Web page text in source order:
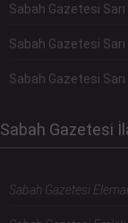
Sabah Gazetesi
Sabah Gazetesi
Sabah Gazetesi
Sabah Gazetesi
Sabah Gazetesi